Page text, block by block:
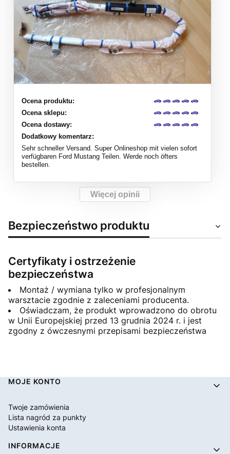
Ocena produktu:
Ocena sklepu:
Ocena dostawy:
Dodatkowy komentarz:
Sehr schneller Versand. Super Onlineshop mit vielen sofort
verfügbaren Ford Mustang Teilen. Werde noch öfters
bestellen.
Więcej opinii
Bezpieczeństwo produktu
Certyfikaty i ostrzeżenie
bezpieczeństwa
Montaż / wymiana tylko w profesjonalnym
warsztacie zgodnie z zaleceniami producenta.
Oświadczam, że produkt wprowadzono do obrotu
w Unii Europejskiej przed 13 grudnia 2024 r. i jest
zgodny z ówczesnymi przepisami bezpieczeństwa
Linki w stopce
MOJE KONTO
Twoje zamówienia
Lista nagród za punkty
Ustawienia konta
INFORMACJE